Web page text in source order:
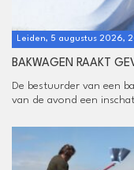
Leiden, 5 augustus 2026,
BAKWAGEN RAAKT
De bestuurder van een
van de avond een